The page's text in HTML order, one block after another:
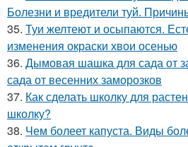
Болезни и вредители туй.
35. Туи желтеют и осыпаются.
изменения окраски хвои осенью
36. Дымовая шашка для сада от
сада от весенних заморозков
37. Как сделать школку для
школку?
38. Чем болеет капуста. Виды